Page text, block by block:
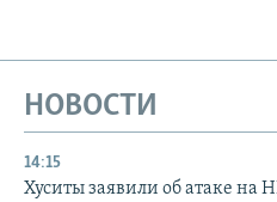
НОВОСТИ
14:15
Хуситы заявили об атаке на